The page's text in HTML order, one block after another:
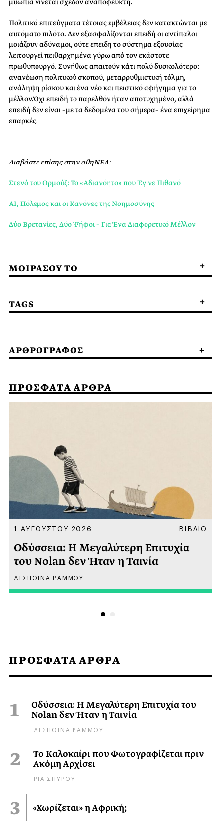
ΠΡΟΣΦΑΤΑ ΑΡΘΡΑ
Οδύσσεια: Η Μεγαλύτερη Επιτυχία του
Nolan δεν Ήταν η Ταινία
ΔΕΣΠΟΙΝΑ ΡΑΜΜΟΥ
Το Καλοκαίρι που Φωτογραφίζεται πριν
Ακόμη Αρχίσει
ΡΙΑ ΣΠΥΡΟΥ
«Χωρίζεται» η Αφρική;
Πολιτικά επιτεύγματα τέτοιας εμβέλειας δεν κατακτώνται με
αυτόματο πιλότο. Δεν εξασφαλίζονται επειδή οι αντίπαλοι
μοιάζουν αδύναμοι, ούτε επειδή το σύστημα εξουσίας
λειτουργεί πειθαρχημένα γύρω από τον εκάστοτε
πρωθυπουργό. Συνήθως απαιτούν κάτι πολύ δυσκολότερο:
ανανέωση πολιτικού σκοπού, μεταρρυθμιστική τόλμη,
ανάληψη ρίσκου και ένα νέο και πειστικό αφήγημα για το
μέλλον.Όχι επειδή το παρελθόν ήταν αποτυχημένο, αλλά
επειδή δεν είναι –με τα δεδομένα του σήμερα– ένα επιχείρημα
επαρκές.
Διαβάστε επίσης στην αθηΝΕΑ:
Στενό του Ορμούζ: Το «Αδιανόητο» που Έγινε Πιθανό
AI, Πόλεμος και οι Κανόνες της Νοημοσύνης
Δύο Βρετανίες, Δύο Ψήφοι – Για Ένα Διαφορετικό Μέλλον
ΜΟΙΡΑΣΟΥ ΤΟ
TAGS
ΑΡΘΡΟΓΡΑΦΟΣ
ΠΡΟΣΦΑΤΑ ΑΡΘΡΑ
1 ΑΥΓΟΥΣΤΟΥ 2026 ΒΙΒΛΙΟ
Οδύσσεια: Η Μεγαλύτερη Επιτυχία
του Nolan δεν Ήταν η Ταινία
ΔΕΣΠΟΙΝΑ ΡΑΜΜΟΥ